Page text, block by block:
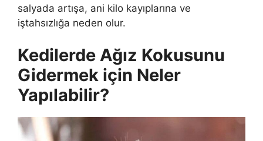
salyada artışa, ani kilo kayıplarına ve
iştahsızlığa neden olur.
Kedilerde Ağız Kokusunu
Gidermek için Neler
Yapılabilir?